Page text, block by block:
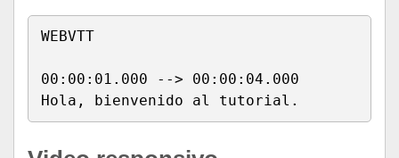
WEBVTT
00:00:01.000 --> 00:00:04.000
Hola, bienvenido al tutorial.